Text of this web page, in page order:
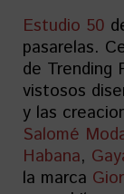
Estudio 50
pasarelas.
de Trending
vistosos
y las
Salomé
Habana,
la marca